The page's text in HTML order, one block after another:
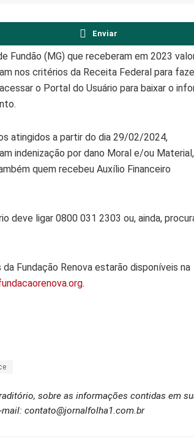
Enviar
Fundão (MG) que receberam em 2023
nos critérios da Receita Federal para
o Portal do Usuário para baixar o
atingidos a partir do dia 29/02/2024,
indenização por dano Moral e/ou Material,
quem recebeu Auxílio Financeiro
deve ligar 0800 031 2303 ou, ainda,
Fundação Renova estarão disponíveis na
.
sobre as informações contidas em
contato@jornalfolha1.com.br